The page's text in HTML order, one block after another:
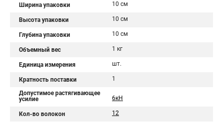
Ширина упаковки 10 см
Высота упаковки 10 см
Глубина упаковки 10 см
Объемный вес 1 кг
Единица измерения шт.
Кратность поставки 1
Допустимое растягивающее
усилие
6кН
Кол-во волокон 12